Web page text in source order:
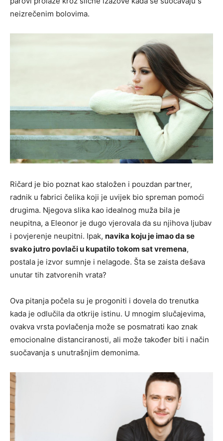
neizrečenim bolovima.
Ričard je bio poznat kao staložen i pouzdan partner,
radnik u fabrici čelika koji je uvijek bio spreman pomoći
drugima. Njegova slika kao idealnog muža bila je
neupitna, a Eleonor je dugo vjerovala da su njihova ljubav
i povjerenje neupitni. Ipak, navika koju je imao da se
svako jutro povlači u kupatilo tokom sat vremena,
postala je izvor sumnje i nelagode. Šta se zaista dešava
unutar tih zatvorenih vrata?
Ova pitanja počela su je progoniti i dovela do trenutka
kada je odlučila da otkrije istinu. U mnogim slučajevima,
ovakva vrsta povlačenja može se posmatrati kao znak
emocionalne distanciranosti, ali može također biti i način
suočavanja s unutrašnjim demonima.